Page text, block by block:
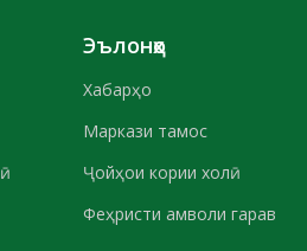
Эълонҳо
Хабарҳо
Маркази тамос
Ҷойҳои кории холӣ
Феҳристи амволи гарав